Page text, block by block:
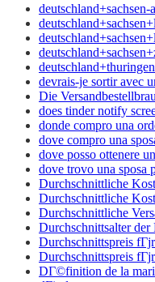
deutschland+sachsen-
devrais-je sortir avec
Die
does tinder notify
donde compro una
dove compro una
dove posso ottenere
dove trovo una sposa
Durchschnittliche
Durchschnittliche
Durchschnittliche
Durchschnittsalter der
Durchschnittspreis
Durchschnittspreis
DГ©finition de la